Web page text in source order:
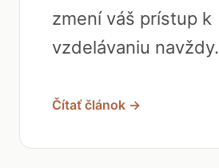
zmení váš prístup k
vzdelávaniu navždy.
Čítať článok →